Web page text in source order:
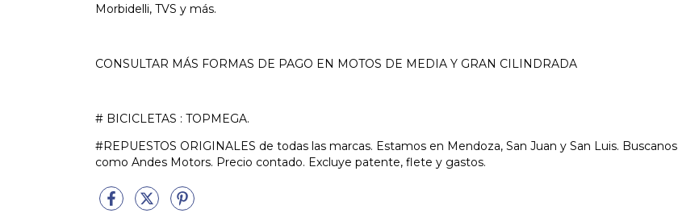
Morbidelli, TVS y más.
CONSULTAR MÁS FORMAS DE PAGO EN MOTOS DE MEDIA Y GRAN CILINDRADA
# BICICLETAS : TOPMEGA.
#REPUESTOS ORIGINALES de todas las marcas. Estamos en Mendoza, San Juan y San Luis. Buscanos
como Andes Motors. Precio contado. Excluye patente, flete y gastos.